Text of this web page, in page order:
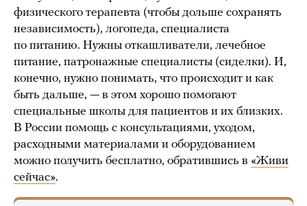
физического терапевта (чтобы дольше сохранять
независимость), логопеда, специалиста
по питанию. Нужны откашливатели, лечебное
питание, патронажные специалисты (сиделки). И,
конечно, нужно понимать, что происходит и как
быть дальше, — в этом хорошо помогают
специальные школы для пациентов и их близких.
В России помощь с консультациями, уходом,
расходными материалами и оборудованием
можно получить бесплатно, обратившись в «Живи
сейчас».